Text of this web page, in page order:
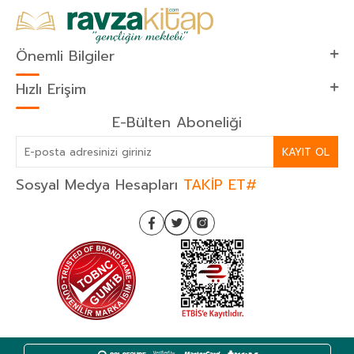
Önemli Bilgiler
Hızlı Erişim
E-Bülten Aboneliği
KAYIT OL
Sosyal Medya Hesapları TAKİP ET#